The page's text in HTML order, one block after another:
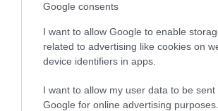
Google consents
I want to allow Google to enable
related to advertising like cookies on
device identifiers in apps.
I want to allow my user data to be sent
Google for online advertising purposes.
drámai növekedési szakaszba, az
csillagászati kutatásoknak, és